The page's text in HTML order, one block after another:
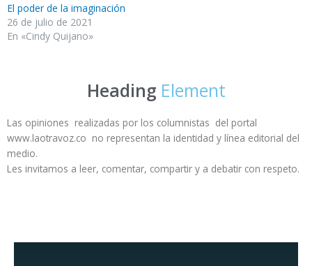
El poder de la imaginación
26 de julio de 2021
En «Cindy Quijano»
Heading Element
Las opiniones realizadas por los columnistas del portal
www.laotravoz.co no representan la identidad y línea editorial del
medio.
Les invitamos a leer, comentar, compartir y a debatir con respeto.